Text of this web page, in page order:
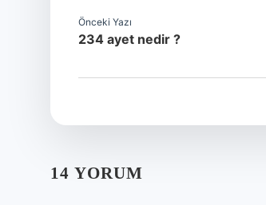
Önceki Yazı
234 ayet nedir ?
14 YORUM